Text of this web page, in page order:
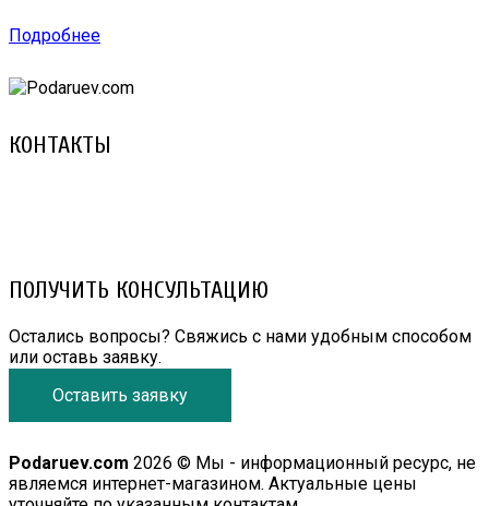
Подробнее
КОНТАКТЫ
ПОЛУЧИТЬ КОНСУЛЬТАЦИЮ
Остались вопросы? Свяжись с нами удобным способом
или оставь заявку.
Оставить заявку
Podaruev.com 2026 © Мы - информационный ресурс, не
являемся интернет-магазином. Актуальные цены